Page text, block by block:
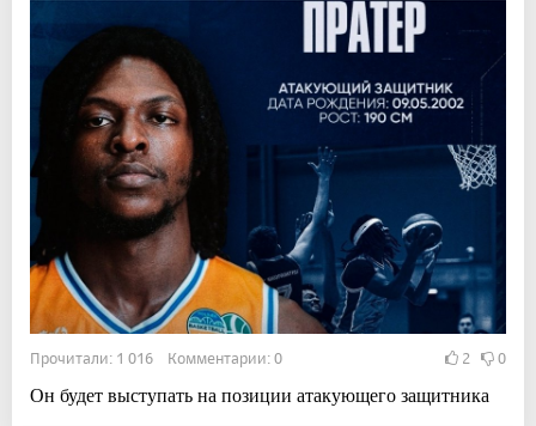
Прочитали: 1 016 Комментарии: 0 2 0
Он будет выступать на позиции атакующего защитника